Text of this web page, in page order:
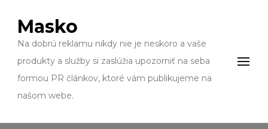
Masko
Na dobrú reklamu nikdy nie je neskoro a vaše
produkty a služby si zaslúžia upozorniť na seba
formou PR článkov, ktoré vám publikujeme na
našom webe.